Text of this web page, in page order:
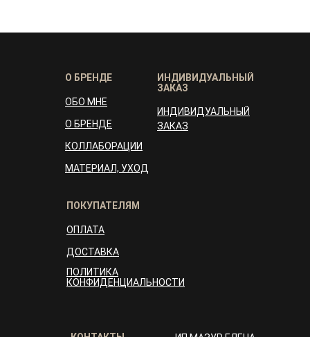
ПОКУПАТЕЛЯМ
ОПЛАТА
ДОСТАВКА
ПОЛИТИКА
КОНФИДЕНЦИАЛЬНОСТИ
ИНДИВИДУАЛЬНЫЙ
ЗАКАЗ
ИНДИВИДУАЛЬНЫЙ
ЗАКАЗ
О БРЕНДЕ
ОБО МНЕ
О БРЕНДЕ
КОЛЛАБОРАЦИИ
МАТЕРИАЛ, УХОД